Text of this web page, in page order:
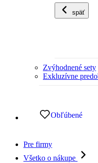
späť
Zvýhodnené sety
Exkluzívne
Obľúbené
Pre firmy
Všetko o nákupe